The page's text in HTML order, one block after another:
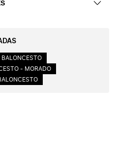
BALONCESTO
- MORADO